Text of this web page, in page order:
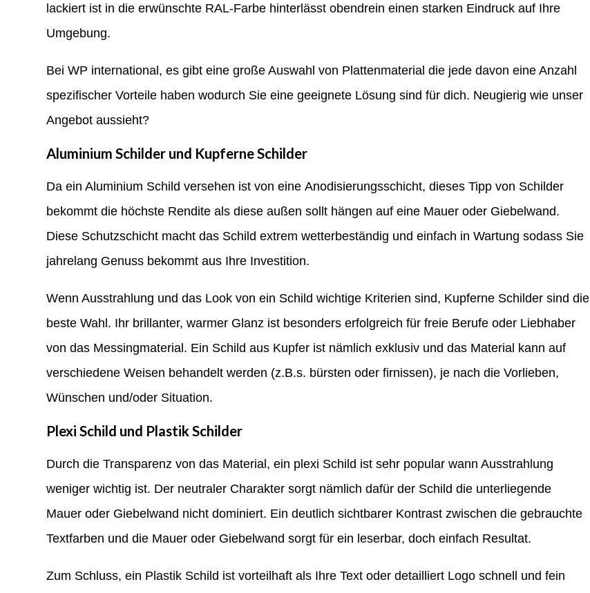
lackiert ist in die erwünschte RAL-Farbe hinterlässt obendrein einen starken Eindruck auf Ihre
Umgebung.
Bei WP international, es gibt eine große Auswahl von Plattenmaterial die jede davon eine Anzahl
spezifischer Vorteile haben wodurch Sie eine geeignete Lösung sind für dich. Neugierig wie unser
Angebot aussieht?
Aluminium Schilder und Kupferne Schilder
Da ein Aluminium Schild versehen ist von eine Anodisierungsschicht, dieses Tipp von Schilder
bekommt die höchste Rendite als diese außen sollt hängen auf eine Mauer oder Giebelwand.
Diese Schutzschicht macht das Schild extrem wetterbeständig und einfach in Wartung sodass Sie
jahrelang Genuss bekommt aus Ihre Investition.
Wenn Ausstrahlung und das Look von ein Schild wichtige Kriterien sind, Kupferne Schilder sind die
beste Wahl. Ihr brillanter, warmer Glanz ist besonders erfolgreich für freie Berufe oder Liebhaber
von das Messingmaterial. Ein Schild aus Kupfer ist nämlich exklusiv und das Material kann auf
verschiedene Weisen behandelt werden (z.B.s. bürsten oder firnissen), je nach die Vorlieben,
Wünschen und/oder Situation.
Plexi Schild und Plastik Schilder
Durch die Transparenz von das Material, ein plexi Schild ist sehr popular wann Ausstrahlung
weniger wichtig ist. Der neutraler Charakter sorgt nämlich dafür der Schild die unterliegende
Mauer oder Giebelwand nicht dominiert. Ein deutlich sichtbarer Kontrast zwischen die gebrauchte
Textfarben und die Mauer oder Giebelwand sorgt für ein leserbar, doch einfach Resultat.
Zum Schluss, ein Plastik Schild ist vorteilhaft als Ihre Text oder detailliert Logo schnell und fein